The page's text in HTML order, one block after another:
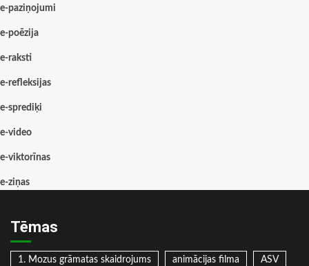
e-paziņojumi
e-poēzija
e-raksti
e-refleksijas
e-sprediķi
e-video
e-viktorīnas
e-ziņas
Tēmas
1. Mozus grāmatas skaidrojums animācijas filma ASV